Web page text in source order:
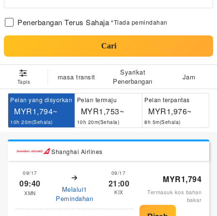
Penerbangan Terus Sahaja *Tiada pemindahan
Cari
Tapis
masa transit
Syarikat
Penerbangan
Jam
Pelan yang disyorkan
MYR1,794~
10h 20m(Sehala)
Pelan termaju
MYR1,753~
10h 20m(Sehala)
Pelan terpantas
MYR1,976~
8h 5m(Sehala)
Shanghai Airlines
09/17
09:40
XMN
Melalui1
Pemindahan
09/17
21:00
KIX
MYR1,794
Termasuk kos bahan
bakar